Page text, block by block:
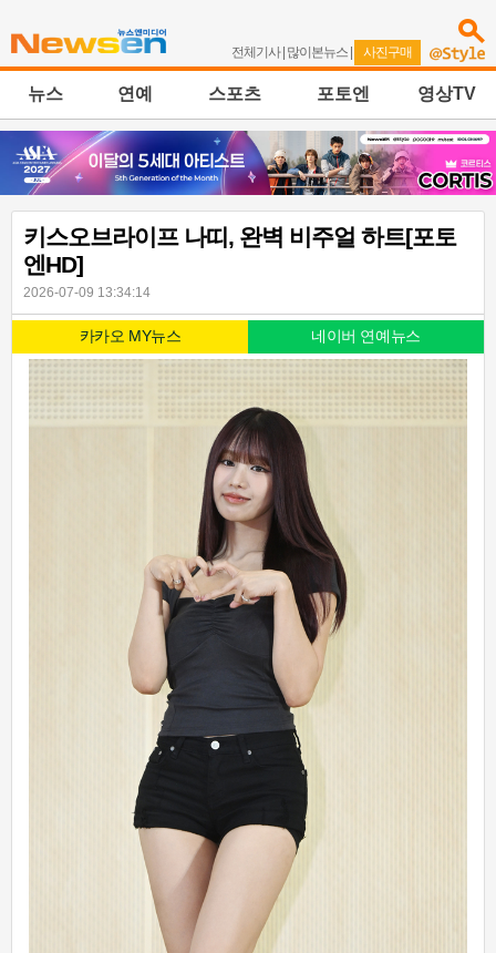
전체기사| 많이본뉴스 | 사진구매
뉴스 연예 스포츠 포토엔 영상TV
키스오브라이프 나띠, 완벽 비주얼 하트[포토
엔HD]
2026-07-09 13:34:14
카카오 MY뉴스 네이버 연예뉴스